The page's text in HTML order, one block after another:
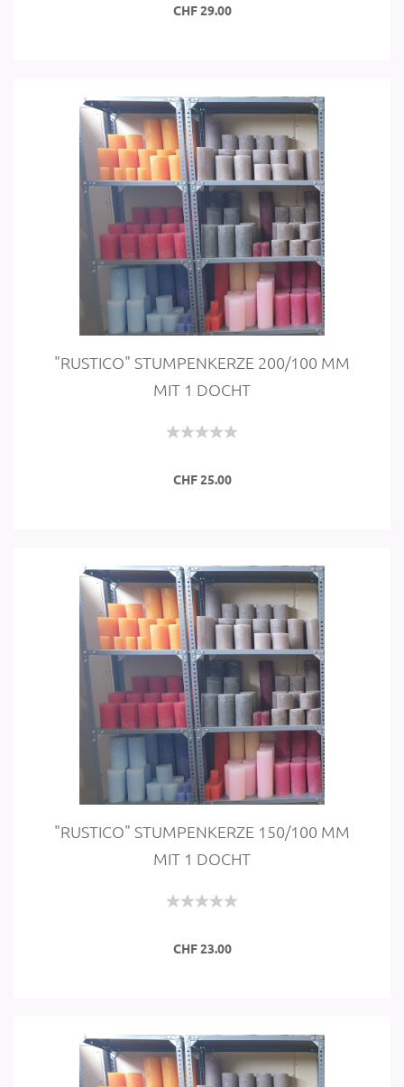
CHF 29.00
"RUSTI­CO" STUM­PEN­KER­ZE 200/100 MM
MIT 1 DOCHT
CHF 25.00
"RUSTI­CO" STUM­PEN­KER­ZE 150/100 MM
MIT 1 DOCHT
CHF 23.00